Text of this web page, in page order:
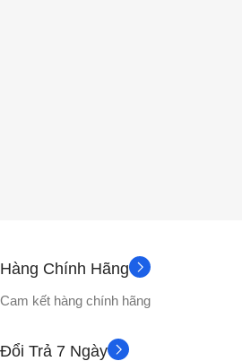
Hàng Chính Hãng
Cam kết hàng chính hãng
Đổi Trả 7 Ngày